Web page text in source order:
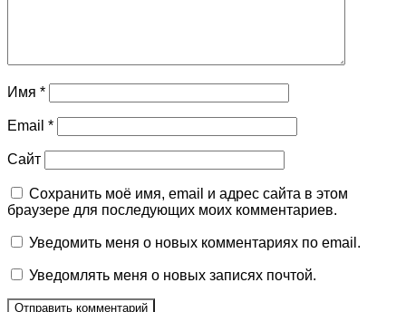
Имя *
Email *
Сайт
Сохранить моё имя, email и адрес сайта в этом
браузере для последующих моих комментариев.
Уведомить меня о новых комментариях по email.
Уведомлять меня о новых записях почтой.